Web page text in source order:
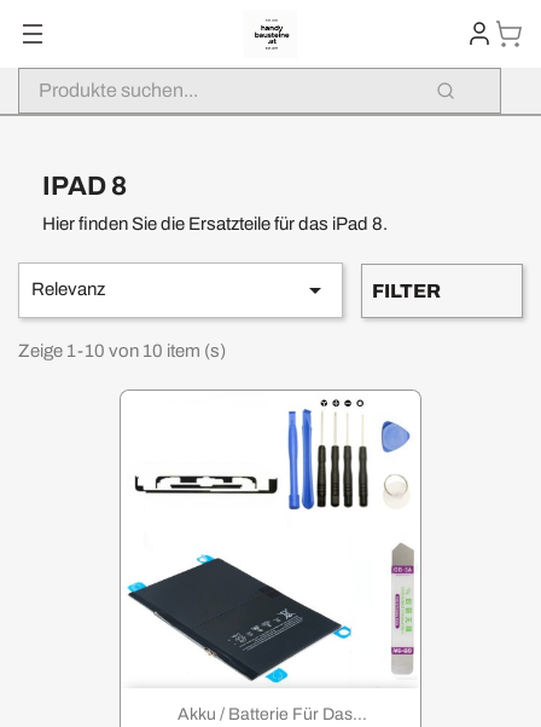
IPAD 8
Hier finden Sie die Ersatzteile für das iPad 8.
Relevanz  FILTER
Zeige 1-10 von 10 item (s)
Akku / Batterie Für Das...